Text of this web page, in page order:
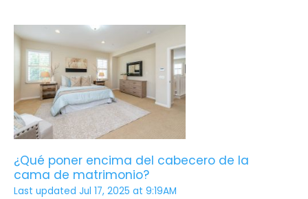
¿Qué poner encima del cabecero de la
cama de matrimonio?
Last updated Jul 17, 2025 at 9:19AM
¿Qué
poner
encima
del
cabecero
de
la
cama
de
matrimonio?